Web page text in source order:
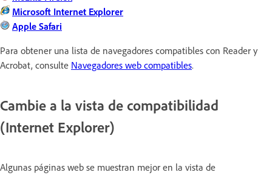
Microsoft Internet Explorer
Apple Safari
Para obtener una lista de navegadores compatibles con Reader y
Acrobat, consulte Navegadores web compatibles.
Cambie a la vista de compatibilidad
(Internet Explorer)
Algunas páginas web se muestran mejor en la vista de